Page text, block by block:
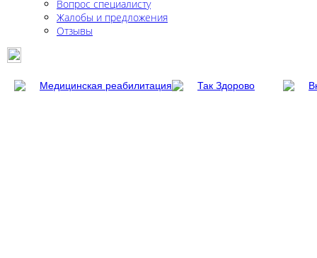
Вопрос специалисту
Жалобы и предложения
Отзывы